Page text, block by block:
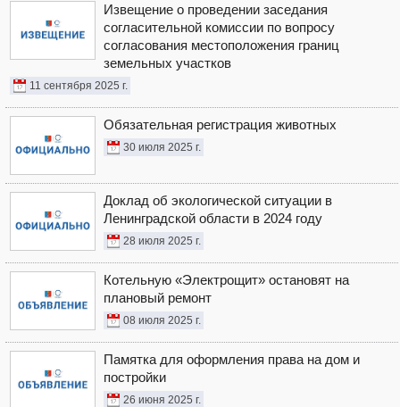
Извещение о проведении заседания
согласительной комиссии по вопросу
согласования местоположения границ
земельных участков
11 сентября 2025 г.
Обязательная регистрация животных
30 июля 2025 г.
Доклад об экологической ситуации в
Ленинградской области в 2024 году
28 июля 2025 г.
Котельную «Электрощит» остановят на
плановый ремонт
08 июля 2025 г.
Памятка для оформления права на дом и
постройки
26 июня 2025 г.